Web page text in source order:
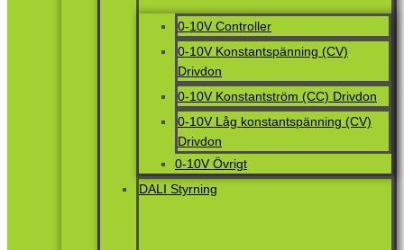
0-10V Controller
0-10V Konstantspänning (CV)
Drivdon
0-10V Konstantström (CC) Drivdon
0-10V Låg konstantspänning (CV)
Drivdon
0-10V Övrigt
DALI Styrning